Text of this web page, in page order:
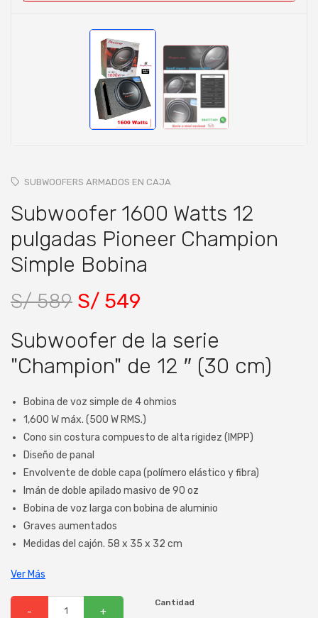
SUBWOOFERS ARMADOS EN CAJA
Subwoofer 1600 Watts 12
pulgadas Pioneer Champion
Simple Bobina
S/ 589 S/ 549
Subwoofer de la serie
"Champion" de 12 ″ (30 cm)
Bobina de voz simple de 4 ohmios
1,600 W máx. (500 W RMS.)
Cono sin costura compuesto de alta rigidez (IMPP)
Diseño de panal
Envolvente de doble capa (polímero elástico y fibra)
Imán de doble apilado masivo de 90 oz
Bobina de voz larga con bobina de aluminio
Graves aumentados
Medidas del cajón. 58 x 35 x 32 cm
Ver Más
Cantidad
- +